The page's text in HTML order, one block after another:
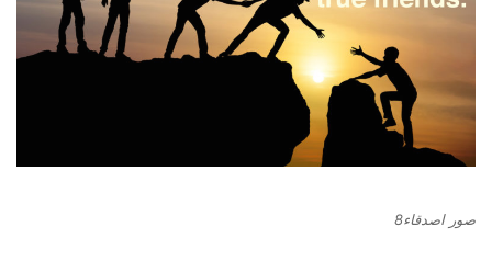
صور اصدقاء8